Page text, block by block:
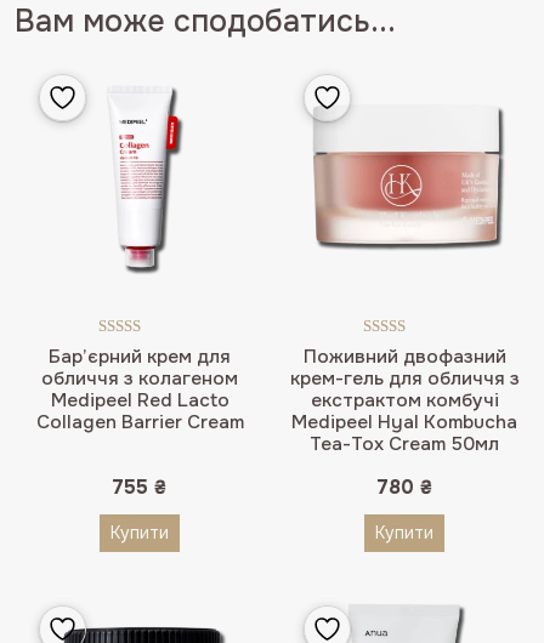
Вам може сподобатись...
Бар’єрний крем для
обличчя з колагеном
Medipeel Red Lacto
Collagen Barrier Cream
Оцінено в
5.00з 5
755 ₴
Купити
Поживний двофазний
крем-гель для обличчя з
екстрактом комбучі
Medipeel Hyal Kombucha
Tea-Tox Cream 50мл
Оцінено в
5.00з 5
780 ₴
Купити